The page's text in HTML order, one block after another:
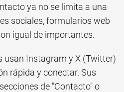
ya no se limita a una
sociales, formularios web
igual de importantes.
usan Instagram y X (Twitter)
rápida y conectar. Sus
de "Contacto" o